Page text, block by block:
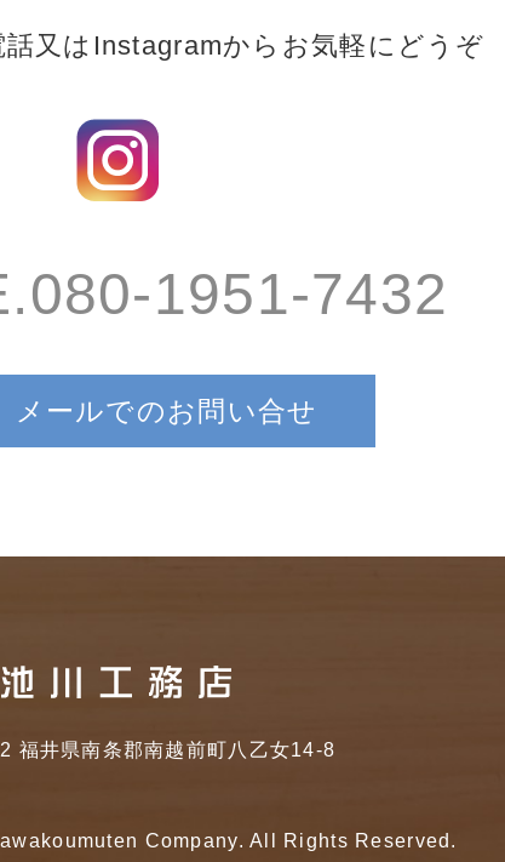
又はInstagramからお気軽にどうぞ
1951-7432
メールでのお問い合せ
福井県南条郡南越前町八乙女14-8
Company. All Rights Reserved.